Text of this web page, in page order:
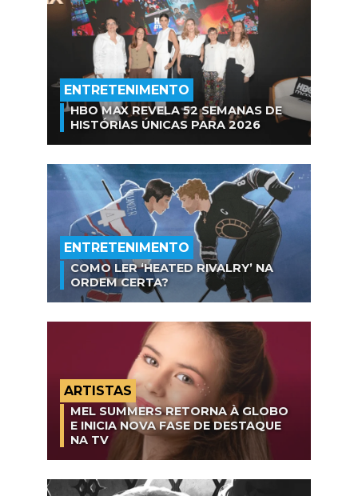
ENTRETENIMENTO
HBO MAX REVELA 52 SEMANAS DE
HISTÓRIAS ÚNICAS PARA 2026
ENTRETENIMENTO
COMO LER ‘HEATED RIVALRY’ NA
ORDEM CERTA?
ARTISTAS
MEL SUMMERS RETORNA À GLOBO
E INICIA NOVA FASE DE DESTAQUE
NA TV